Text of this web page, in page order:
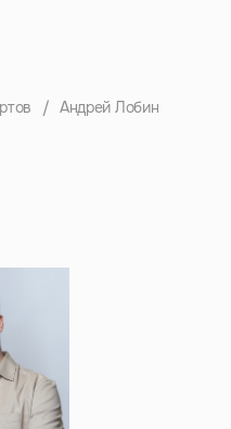
/ Андрей Лобин